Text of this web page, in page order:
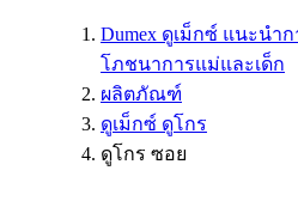
Dumex ดูเม็กซ์ แนะนำ
โภชนาการแม่และเด็ก
ผลิตภัณฑ์
ดูเม็กซ์ ดูโกร
ดูโกร ซอย